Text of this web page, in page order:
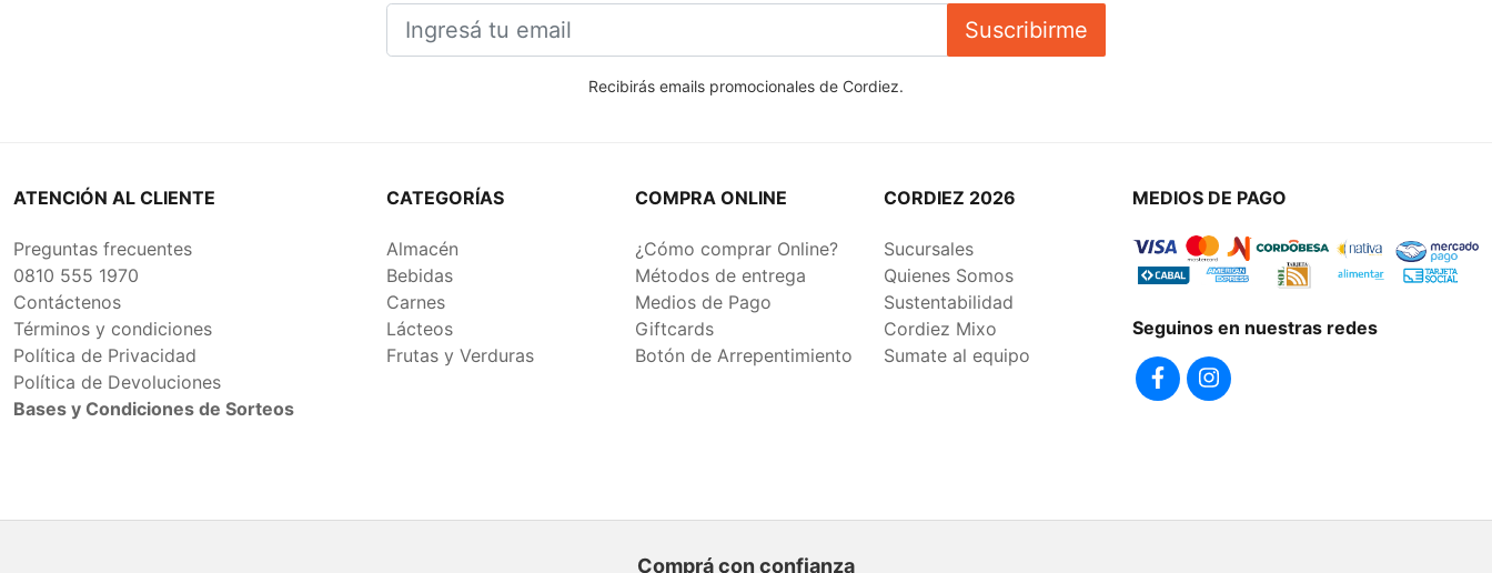
Suscribirme
Recibirás emails promocionales de Cordiez.
ATENCIÓN AL CLIENTE
Preguntas frecuentes
0810 555 1970
Contáctenos
Términos y condiciones
Política de Privacidad
Política de Devoluciones
Bases y Condiciones de Sorteos
CATEGORÍAS
Almacén
Bebidas
Carnes
Lácteos
Frutas y Verduras
COMPRA ONLINE
¿Cómo comprar Online?
Métodos de entrega
Medios de Pago
Giftcards
Botón de Arrepentimiento
CORDIEZ 2026
Sucursales
Quienes Somos
Sustentabilidad
Cordiez Mixo
Sumate al equipo
MEDIOS DE PAGO
Seguinos en nuestras redes
Comprá con confianza